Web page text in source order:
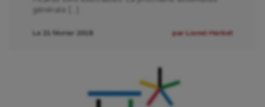
générale […]
Le 21 février 2018 par Lionel Herbet